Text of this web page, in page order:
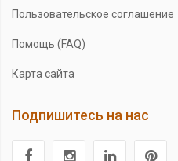
Пользовательское соглашение
Помощь (FAQ)
Карта сайта
Подпишитесь на нас